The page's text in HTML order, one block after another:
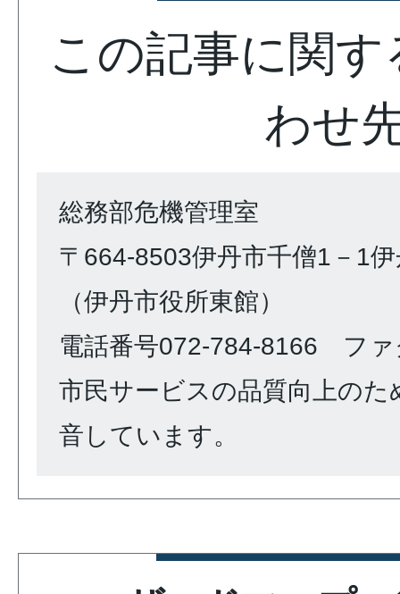
この記事に関
わせ
総務部危機管理室
〒664-8503伊丹市千僧1－1
（伊丹市役所東館）
電話番号072-784-8166 ファ
市民サービスの品質向上のた
音しています。